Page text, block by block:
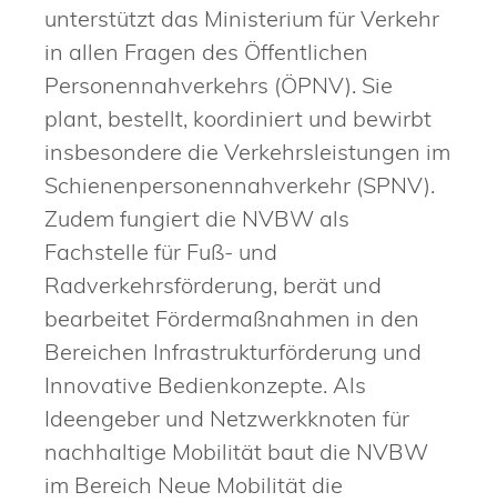
unterstützt das Ministerium für Verkehr
in allen Fragen des Öffentlichen
Personennahverkehrs (ÖPNV). Sie
plant, bestellt, koordiniert und bewirbt
insbesondere die Verkehrsleistungen im
Schienenpersonennahverkehr (SPNV).
Zudem fungiert die NVBW als
Fachstelle für Fuß- und
Radverkehrsförderung, berät und
bearbeitet Fördermaßnahmen in den
Bereichen Infrastrukturförderung und
Innovative Bedienkonzepte. Als
Ideengeber und Netzwerkknoten für
nachhaltige Mobilität baut die NVBW
im Bereich Neue Mobilität die